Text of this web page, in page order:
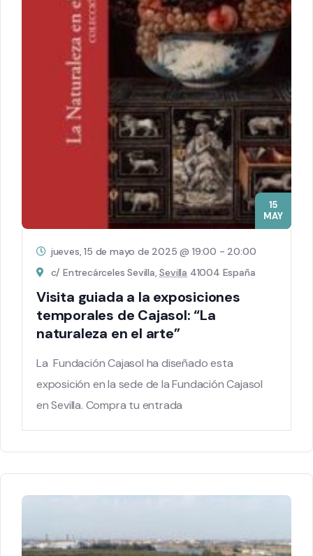
15
MAY
jueves, 15 de mayo de 2025 @ 19:00 - 20:00
c/ Entrecárceles Sevilla,Sevilla 41004 España
Visita guiada a la exposiciones
temporales de Cajasol: “La
naturaleza en el arte”
La Fundación Cajasol ha diseñado esta
exposición en la sede de la Fundación Cajasol
en Sevilla. Compra tu entrada